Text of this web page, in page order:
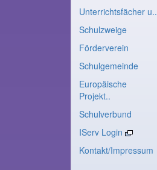
Unterrichtsfächer u..
Schulzweige
Förderverein
Schulgemeinde
Europäische
Projekt..
Schulverbund
IServ Login
Kontakt/Impressum